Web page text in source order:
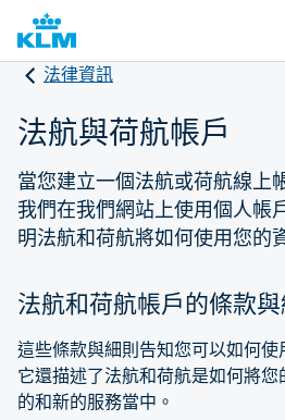
法律資訊
法航與荷航帳戶
當您建立一個法航或荷航線上
我們在我們網站上使用個人帳
明法航和荷航將如何使用您的
法航和荷航帳戶的條款與
這些條款與細則告知您可以如何使
它還描述了法航和荷航是如何將
的和新的服務當中。